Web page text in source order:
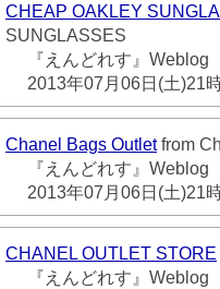
CHEAP OAKLEY
SUNGLASSES
『えんどれす』Weblog
2013年07月06日(土)21
Chanel Bags Outletfrom
『えんどれす』Weblog
2013年07月06日(土)21
CHANEL OUTLET STORE
『えんどれす』Weblog